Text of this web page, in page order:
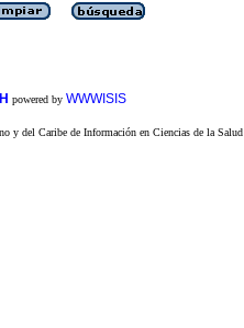
powered by WWWISIS
y del Caribe de Información en Ciencias de la Salud